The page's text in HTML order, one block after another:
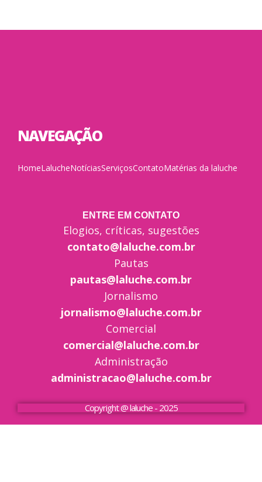
NAVEGAÇÃO
HomeLalucheNotíciasServiçosContatoMatérias da laluche
ENTRE EM CONTATO
Elogios, críticas, sugestões
contato@laluche.com.br
Pautas
pautas@laluche.com.br
Jornalismo
jornalismo@laluche.com.br
Comercial
comercial@laluche.com.br
Administração
administracao@laluche.com.br
Copyright @ laluche - 2025